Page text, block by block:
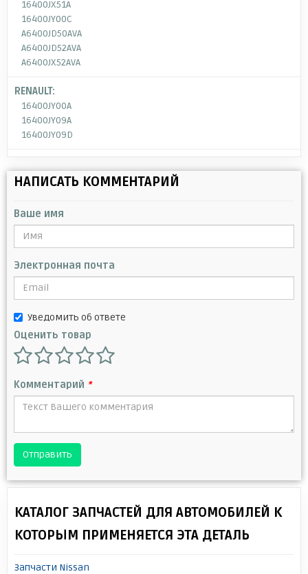
16400JX51A
16400JY00C
A6400JD50AVA
A6400JD52AVA
A6400JX52AVA
RENAULT:
16400JY00A
16400JY09A
16400JY09D
НАПИСАТЬ КОММЕНТАРИЙ
Ваше имя
Электронная почта
Уведомить об ответе
Оценить товар
Комментарий *
Отправить
КАТАЛОГ ЗАПЧАСТЕЙ ДЛЯ АВТОМОБИЛЕЙ К
КОТОРЫМ ПРИМЕНЯЕТСЯ ЭТА ДЕТАЛЬ
Запчасти Nissan